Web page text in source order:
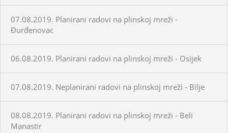
07.08.2019. Planirani radovi na plinskoj mreži -
Đurđenovac
06.08.2019. Planirani radovi na plinskoj mreži - Osijek
07.08.2019. Neplanirani radovi na plinskoj mreži - Bilje
08.08.2019. Planirani radovi na plinskoj mreži - Beli
Manastir